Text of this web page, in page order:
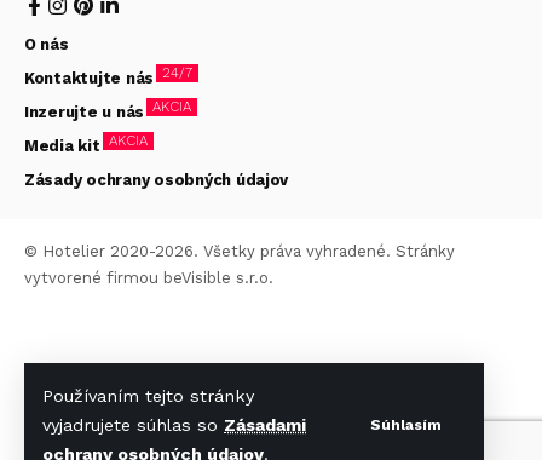
Používaním tejto stránky
vyjadrujete súhlas so Zásadami
ochrany osobných údajov.
Súhlasím
O nás
Kontaktujte nás 24/7
Inzerujte u nás AKCIA
Media kit AKCIA
Zásady ochrany osobných údajov
© Hotelier 2020-2026. Všetky práva vyhradené. Stránky
vytvorené firmou beVisible s.r.o.